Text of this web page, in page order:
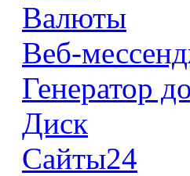
Валюты
Веб-
Генератор
Диск
Сайты24